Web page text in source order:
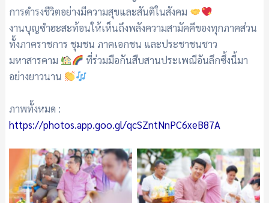
การดำรงชีวิตอย่างมีความสุขและสันติในสังคม
งานบุญซำฮะสะท้อนให้เห็นถึงพลังความสามัคคีของทุกภาคส่วน
ทั้งภาคราชการ ชุมชน ภาคเอกชน และประชาชนชาว
มหาสารคาม
ที่ร่วมมือกันสืบสานประเพณีอันลึกซึ้งนี้มา
อย่างยาวนาน
ภาพทั้งหมด :
https://photos.app.goo.gl/qcSZntNnPC6xeB87A